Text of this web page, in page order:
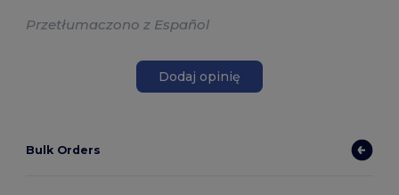
Przetłumaczono z Español
Dodaj opinię
Bulk Orders